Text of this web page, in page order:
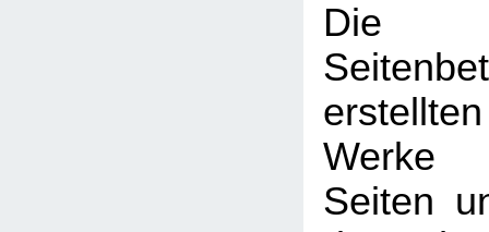
Die
Seiten